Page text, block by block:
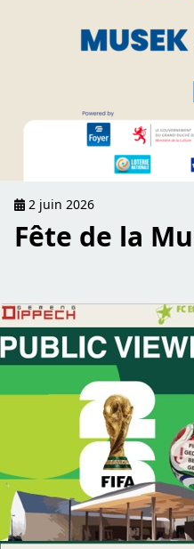
2 juin 2026
Fête de la
read Eng Woch volle